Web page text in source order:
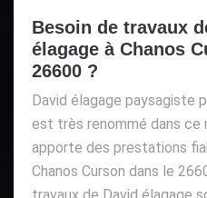
Besoin de travaux
élagage à Chanos
26600 ?
David élagage paysagiste
est très renommé dans ce
apporte des prestations
Chanos Curson dans le